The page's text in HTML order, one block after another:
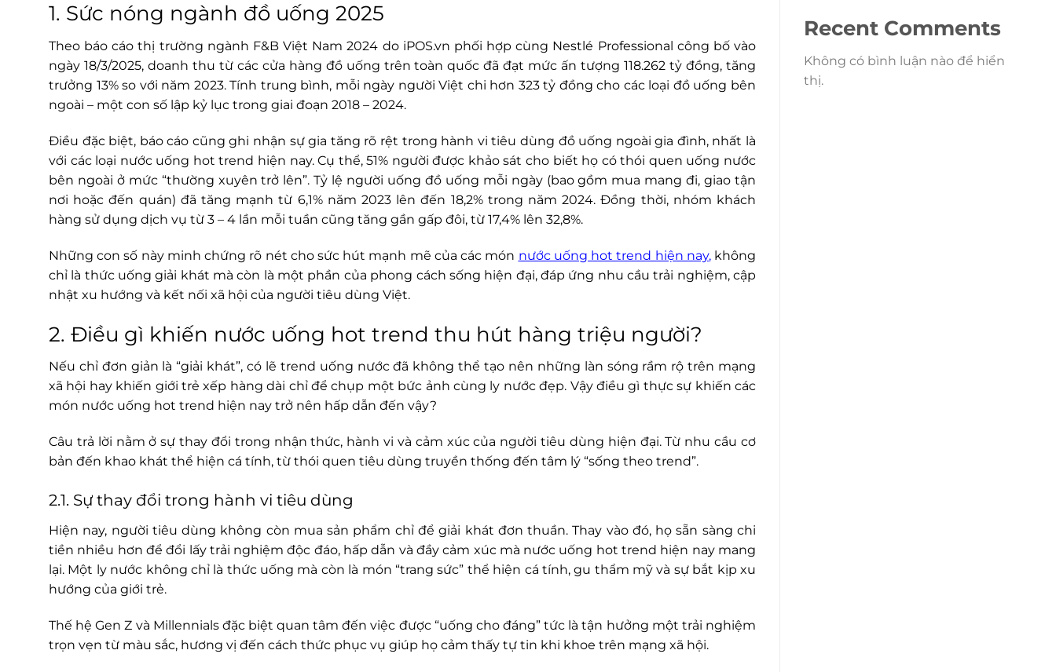
1. Sức nóng ngành đồ uống 2025
Theo báo cáo thị trường ngành F&B Việt Nam 2024 do iPOS.vn phối hợp cùng Nestlé Professional công bố vào
ngày 18/3/2025, doanh thu từ các cửa hàng đồ uống trên toàn quốc đã đạt mức ấn tượng 118.262 tỷ đồng, tăng
trưởng 13% so với năm 2023. Tính trung bình, mỗi ngày người Việt chi hơn 323 tỷ đồng cho các loại đồ uống bên
ngoài – một con số lập kỷ lục trong giai đoạn 2018 – 2024.
Điều đặc biệt, báo cáo cũng ghi nhận sự gia tăng rõ rệt trong hành vi tiêu dùng đồ uống ngoài gia đình, nhất là
với các loại nước uống hot trend hiện nay. Cụ thể, 51% người được khảo sát cho biết họ có thói quen uống nước
bên ngoài ở mức “thường xuyên trở lên”. Tỷ lệ người uống đồ uống mỗi ngày (bao gồm mua mang đi, giao tận
nơi hoặc đến quán) đã tăng mạnh từ 6,1% năm 2023 lên đến 18,2% trong năm 2024. Đồng thời, nhóm khách
hàng sử dụng dịch vụ từ 3 – 4 lần mỗi tuần cũng tăng gần gấp đôi, từ 17,4% lên 32,8%.
Những con số này minh chứng rõ nét cho sức hút mạnh mẽ của các món nước uống hot trend hiện nay,không
chỉ là thức uống giải khát mà còn là một phần của phong cách sống hiện đại, đáp ứng nhu cầu trải nghiệm, cập
nhật xu hướng và kết nối xã hội của người tiêu dùng Việt.
2. Điều gì khiến nước uống hot trend thu hút hàng triệu người?
Nếu chỉ đơn giản là “giải khát”, có lẽ trend uống nước đã không thể tạo nên những làn sóng rầm rộ trên mạng
xã hội hay khiến giới trẻ xếp hàng dài chỉ để chụp một bức ảnh cùng ly nước đẹp. Vậy điều gì thực sự khiến các
món nước uống hot trend hiện nay trở nên hấp dẫn đến vậy?
Câu trả lời nằm ở sự thay đổi trong nhận thức, hành vi và cảm xúc của người tiêu dùng hiện đại. Từ nhu cầu cơ
bản đến khao khát thể hiện cá tính, từ thói quen tiêu dùng truyền thống đến tâm lý “sống theo trend”.
2.1. Sự thay đổi trong hành vi tiêu dùng
Hiện nay, người tiêu dùng không còn mua sản phẩm chỉ để giải khát đơn thuần. Thay vào đó, họ sẵn sàng chi
tiền nhiều hơn để đổi lấy trải nghiệm độc đáo, hấp dẫn và đầy cảm xúc mà nước uống hot trend hiện nay mang
lại. Một ly nước không chỉ là thức uống mà còn là món “trang sức” thể hiện cá tính, gu thẩm mỹ và sự bắt kịp xu
hướng của giới trẻ.
Thế hệ Gen Z và Millennials đặc biệt quan tâm đến việc được “uống cho đáng” tức là tận hưởng một trải nghiệm
trọn vẹn từ màu sắc, hương vị đến cách thức phục vụ giúp họ cảm thấy tự tin khi khoe trên mạng xã hội.
Recent Comments
Không có bình luận nào để hiển
thị.